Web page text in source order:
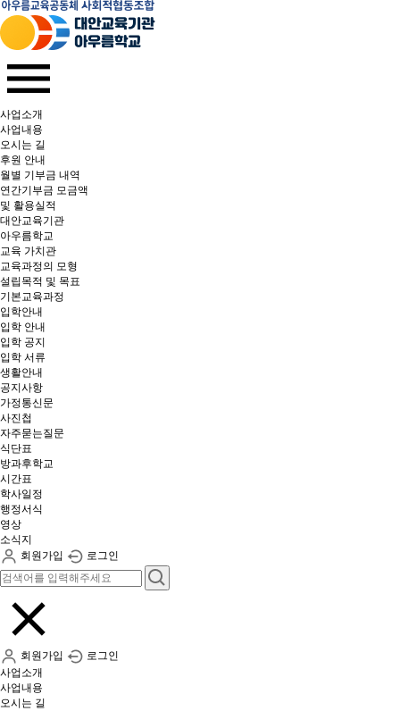
사업소개
사업내용
오시는 길
후원 안내
월별 기부금 내역​
연간기부금 모금액
및 활용실적​
대안교육기관
아우름학교
교육 가치관
교육과정의 모형
설립목적 및 목표
기본교육과정
입학안내
입학 안내
입학 공지
입학 서류
생활안내
공지사항
가정통신문
사진첩
자주묻는질문
식단표
방과후학교
시간표
학사일정
행정서식
영상
소식지
회원가입
로그인
회원가입
로그인
사업소개
사업내용
오시는 길